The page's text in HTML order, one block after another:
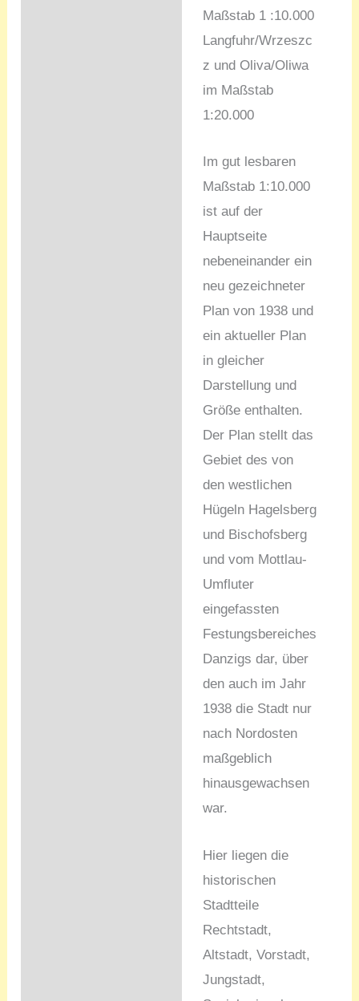
Maßstab 1 :10.000
Langfuhr/Wrzeszc
z und Oliva/Oliwa
im Maßstab
1:20.000
Im gut lesbaren
Maßstab 1:10.000
ist auf der
Hauptseite
nebeneinander ein
neu gezeichneter
Plan von 1938 und
ein aktueller Plan
in gleicher
Darstellung und
Größe enthalten.
Der Plan stellt das
Gebiet des von
den westlichen
Hügeln Hagelsberg
und Bischofsberg
und vom Mottlau-
Umfluter
eingefassten
Festungsbereiches
Danzigs dar, über
den auch im Jahr
1938 die Stadt nur
nach Nordosten
maßgeblich
hinausgewachsen
war.
Hier liegen die
historischen
Stadtteile
Rechtstadt,
Altstadt, Vorstadt,
Jungstadt,